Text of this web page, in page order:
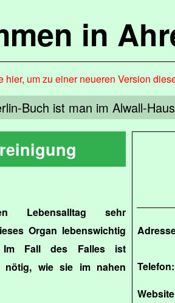
in
hier, um zu einer neueren Version
Buch ist man im Alwall-
Telefon:
Lebensalltag sehr
Organ lebenswichtig
Fall des Falles ist
nötig, wie sie im nahen